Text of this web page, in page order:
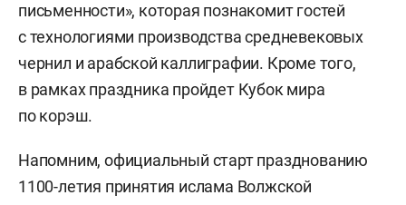
письменности», которая познакомит гостей
с технологиями производства средневековых
чернил и арабской каллиграфии. Кроме того,
в рамках праздника пройдет Кубок мира
по корэш.
Напомним, официальный старт празднованию
1100-летия принятия ислама Волжской